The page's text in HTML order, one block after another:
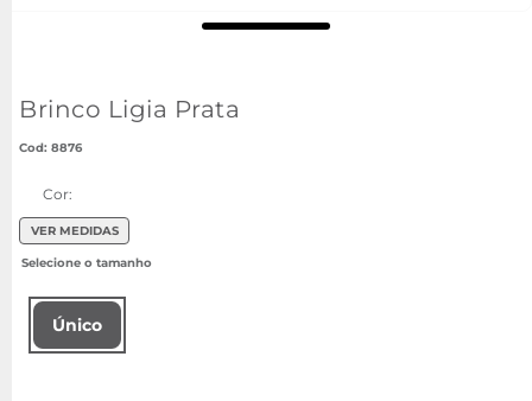
Brinco Ligia Prata
: 8876
Cor:
VER MEDIDAS
Único